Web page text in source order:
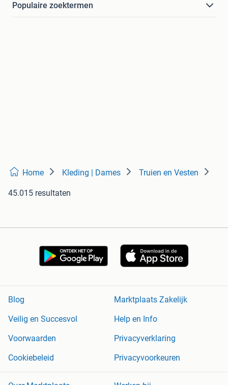
Populaire zoektermen
Home Kleding | Dames Truien en Vesten
45.015 resultaten
Blog
Marktplaats Zakelijk
Veilig en Succesvol
Help en Info
Voorwaarden
Privacyverklaring
Cookiebeleid
Privacyvoorkeuren